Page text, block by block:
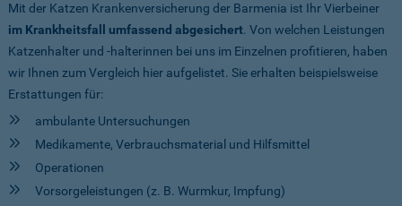
Mit der Katzen Krankenversicherung der Barmenia ist Ihr Vierbeiner
im Krankheitsfall umfassend abgesichert. Von welchen Leistungen
Katzenhalter und -halterinnen bei uns im Einzelnen profitieren, haben
wir Ihnen zum Vergleich hier aufgelistet. Sie erhalten beispielsweise
Erstattungen für:
ambulante Untersuchungen
Medikamente, Verbrauchsmaterial und Hilfsmittel
Operationen
Vorsorgeleistungen (z. B. Wurmkur, Impfung)